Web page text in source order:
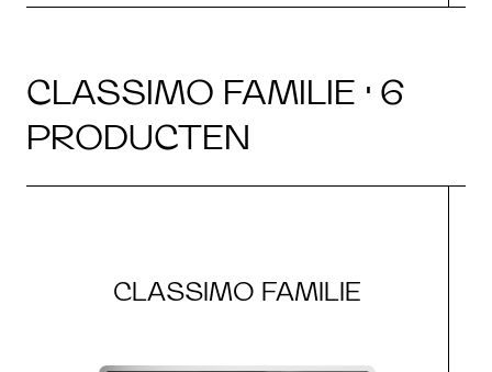
CLASSIMO FAMILIE · 6
PRODUCTEN
CLASSIMO FAMILIE